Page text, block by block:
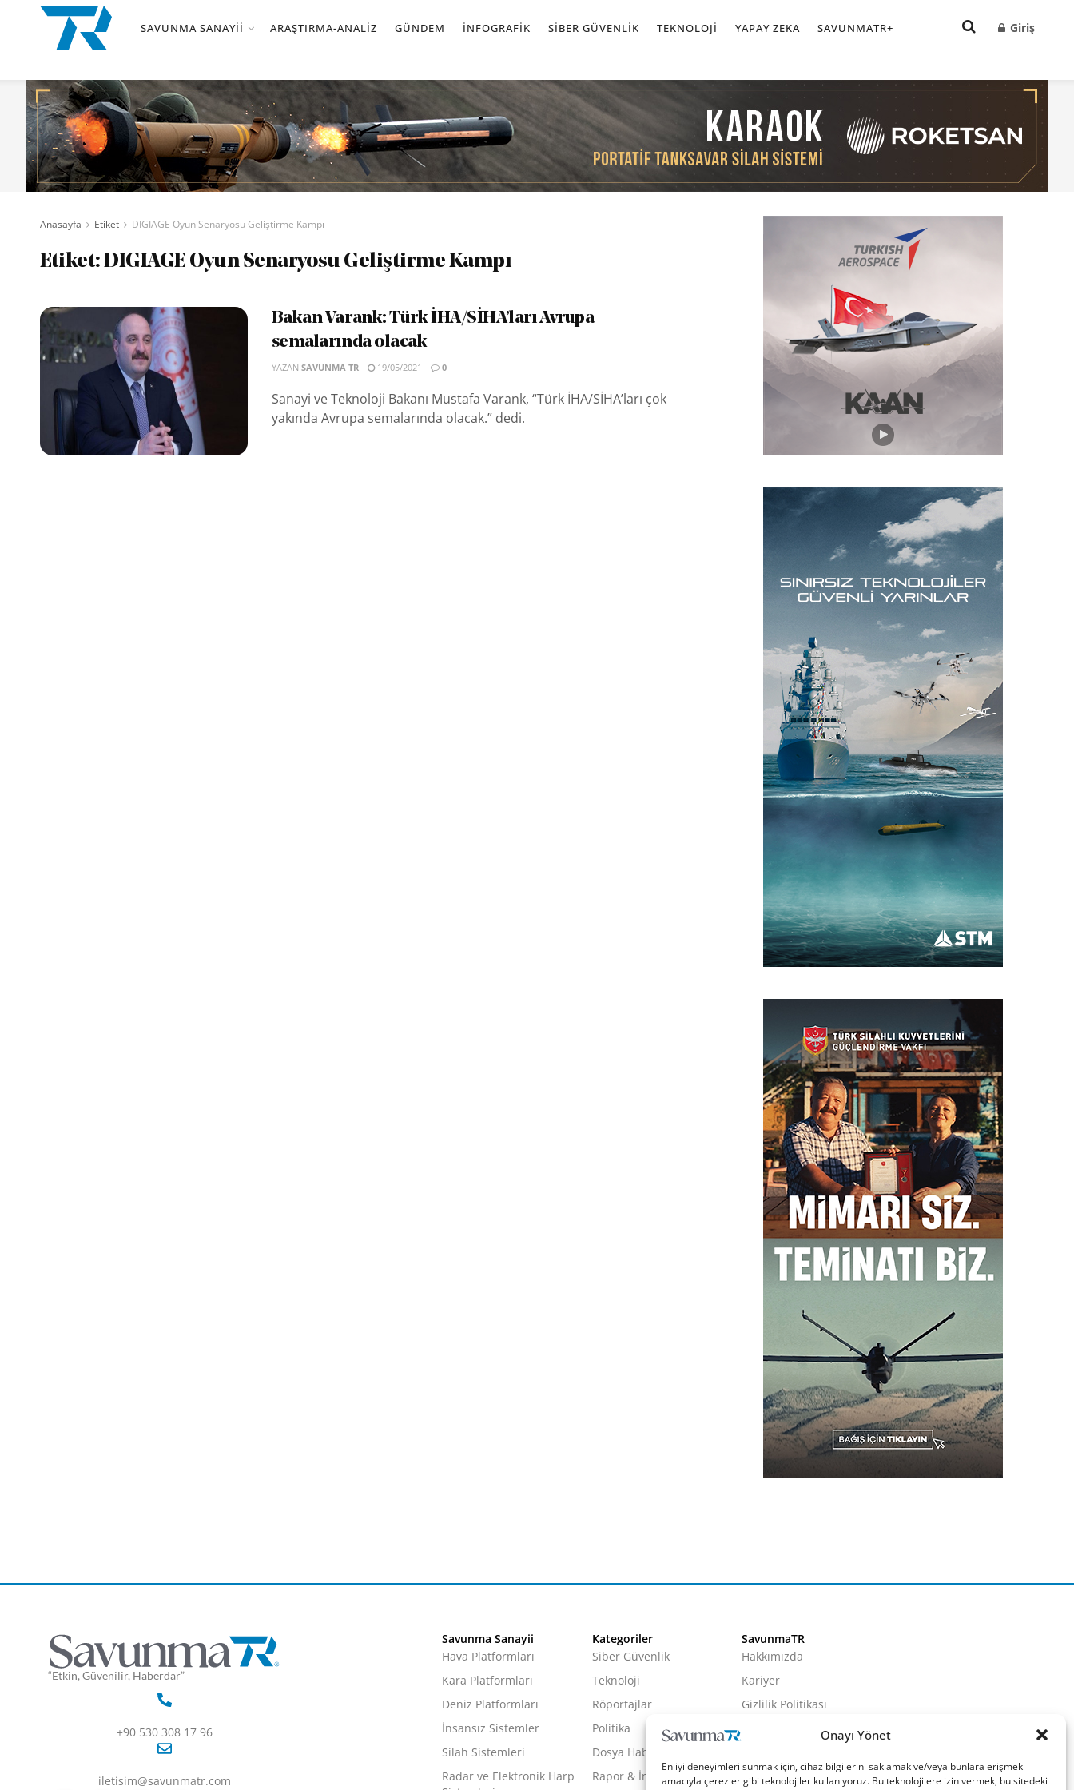
Onayı Yönet
En iyi deneyimleri sunmak için, cihaz bilgilerini saklamak ve/veya bunlara erişmek
amacıyla çerezler gibi teknolojiler kullanıyoruz. Bu teknolojilere izin vermek, bu sitedeki
SAVUNMA SANAYII ARAŞTIRMA-ANALIZ GÜNDEM İNFOGRAFIK SIBER GÜVENLIK TEKNOLOJI YAPAY ZEKA SAVUNMATR+ Giriş
Anasayfa Etiket DIGIAGE Oyun Senaryosu Geliştirme Kampı
Etiket:DIGIAGE Oyun Senaryosu Geliştirme Kampı
Bakan Varank: Türk İHA/SİHA’ları Avrupa
semalarında olacak
YAZAN SAVUNMA TR 19/05/2021 0
Sanayi ve Teknoloji Bakanı Mustafa Varank, “Türk İHA/SİHA’ları çok
yakında Avrupa semalarında olacak.” dedi.
“Etkin, Güvenilir, Haberdar”
+90 530 308 17 96
iletisim@savunmatr.com
Savunma Sanayii
Hava Platformları
Kara Platformları
Deniz Platformları
İnsansız Sistemler
Silah Sistemleri
Radar ve Elektronik Harp
Kategoriler
Siber Güvenlik
Teknoloji
Röportajlar
Politika
Dosya Haber
Rapor & İnfografik
SavunmaTR
Hakkımızda
Kariyer
Gizlilik Politikası